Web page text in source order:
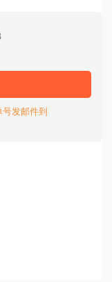
发邮件到